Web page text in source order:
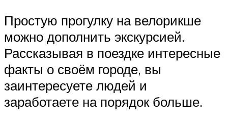
Простую прогулку на велорикше
можно дополнить экскурсией.
Рассказывая в поездке интересные
факты о своём городе, вы
заинтересуете людей и
заработаете на порядок больше.